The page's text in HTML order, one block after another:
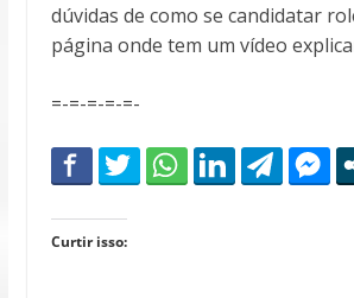
dúvidas de como se candidatar
página onde tem um vídeo
=-=-=-=-=-
Curtir isso: